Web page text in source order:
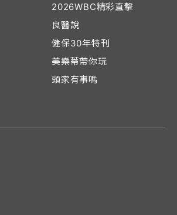
2026WBC精彩直擊
良醫說
健保30年特刊
美樂蒂帶你玩
頭家有事嗎